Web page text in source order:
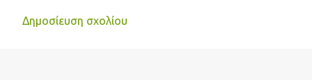
Δημοσίευση σχολίου